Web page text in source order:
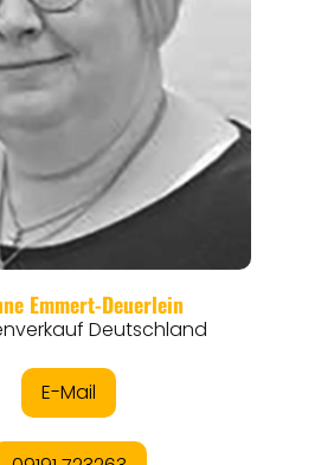
EVENTS
REISEFÜHRER
REISEMAGAZINE
THEMEN
ANGEBOTE